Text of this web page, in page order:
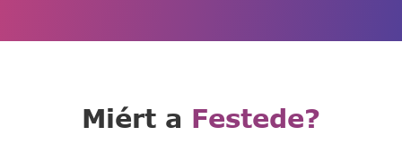
Miért a Festede?